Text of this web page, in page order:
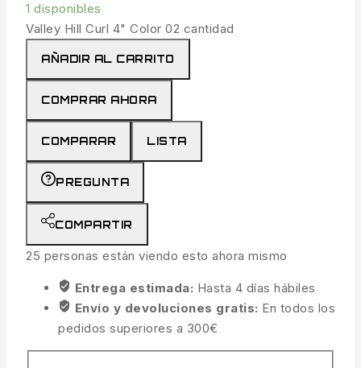
1 disponibles
Valley Hill Curl 4" Color 02 cantidad
AÑADIR AL CARRITO
COMPRAR AHORA
COMPARAR LISTA
PREGUNTA
COMPARTIR
25 personas están viendo esto ahora mismo
Entrega estimada: Hasta 4 días hábiles
Envío y devoluciones gratis: En todos los
pedidos superiores a 300€